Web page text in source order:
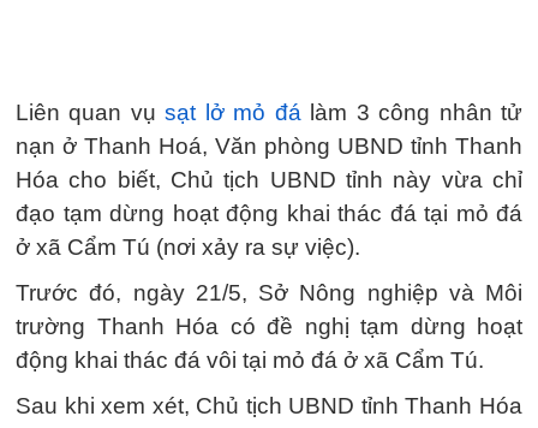
Liên quan vụsạt lở mỏ đá làm 3 công nhân tử
nạn ở Thanh Hoá, Văn phòng UBND tỉnh Thanh
Hóa cho biết, Chủ tịch UBND tỉnh này vừa chỉ
đạo tạm dừng hoạt động khai thác đá tại mỏ đá
ở xã Cẩm Tú (nơi xảy ra sự việc).
Trước đó, ngày 21/5, Sở Nông nghiệp và Môi
trường Thanh Hóa có đề nghị tạm dừng hoạt
động khai thác đá vôi tại mỏ đá ở xã Cẩm Tú.
Sau khi xem xét, Chủ tịch UBND tỉnh Thanh Hóa